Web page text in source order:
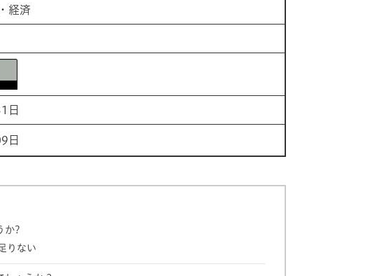
経済
日
日
か?
りない